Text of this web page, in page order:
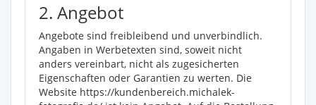
2. Angebot
Angebote sind freibleibend und unverbindlich.
Angaben in Werbetexten sind, soweit nicht
anders vereinbart, nicht als zugesicherten
Eigenschaften oder Garantien zu werten. Die
Website https://kundenbereich.michalek-